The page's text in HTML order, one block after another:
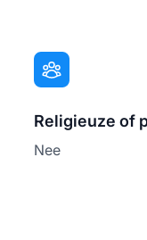
Religieuze of
Nee